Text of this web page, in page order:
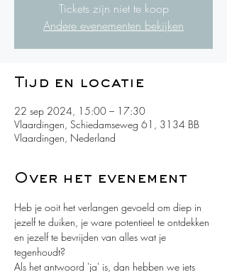
Tickets zijn niet te koop
Andere evenementen bekijken
Tijd en locatie
22 sep 2024, 15:00 – 17:30
Vlaardingen, Schiedamseweg 61, 3134 BB
Vlaardingen, Nederland
Over het evenement
Heb je ooit het verlangen gevoeld om diep in
jezelf te duiken, je ware potentieel te ontdekken
en jezelf te bevrijden van alles wat je
tegenhoudt?
Als het antwoord 'ja' is, dan hebben we iets